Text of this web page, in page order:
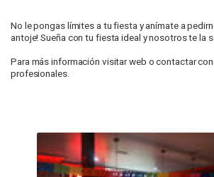
No le pongas límites a tu fiesta y anímate a
antoje! Sueña con tu fiesta ideal y nosotros te la
Para más información visitar web o contactar
profesionales.